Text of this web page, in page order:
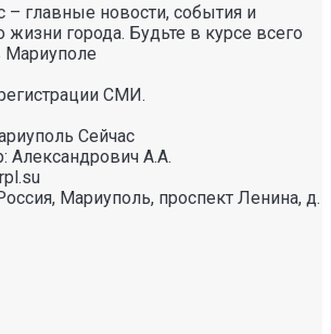
– главные новости, события и
жизни города. Будьте в курсе всего
Мариуполе
СМИ.
Сейчас
Александрович А.А.
Мариуполь, проспект Ленина, д.